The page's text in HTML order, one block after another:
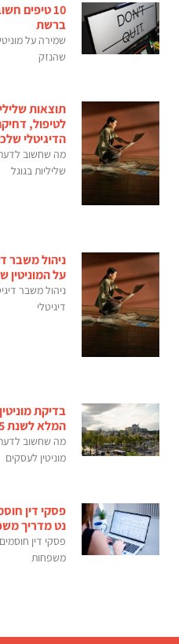
10 טיפים
ברשת
שמירה על
שהנזק
תוצאות
לטיפול,
הדיגיטלי
מה שחשוב לדעת
שליליות בגוגל
ניהול משבר
על
ניהול משבר
דיגיטלי
בדיקת
המלא לשנת 2025
מה שחשוב לדעת
מוניטין לעסקים
פסקי דין
נט מדריך
פסקי דין
משפחות